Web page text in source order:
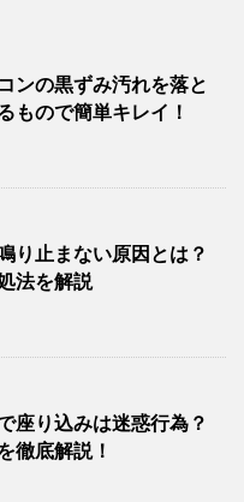
ンの黒ずみ汚れを落と
もので簡単キレイ！
り止まない原因とは？
法を解説
座り込みは迷惑行為？
徹底解説！